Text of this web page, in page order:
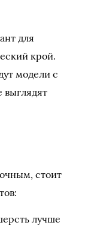
для
крой.
модели с
стоит
лучше